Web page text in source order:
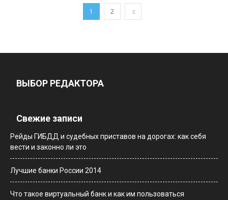
1 2
ВЫБОР РЕДАКТОРА
Свежие записи
Рейды ГИБДД и судебных приставов на дорогах: как себя
вести и законно ли это
Лучшие банки России 2014
Что такое виртуальный банк и как им пользоваться